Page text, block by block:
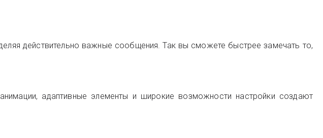
действительно важные сообщения. Так вы сможете быстрее замечать то,
адаптивные элементы и широкие возможности настройки создают